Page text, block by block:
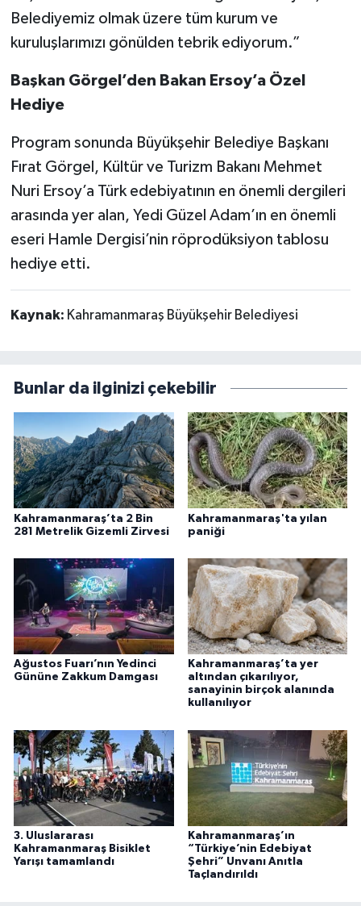
Belediyemiz olmak üzere tüm kurum ve
kuruluşlarımızı gönülden tebrik ediyorum.”
Başkan Görgel’den Bakan Ersoy’a Özel
Hediye
Program sonunda Büyükşehir Belediye Başkanı
Fırat Görgel, Kültür ve Turizm Bakanı Mehmet
Nuri Ersoy’a Türk edebiyatının en önemli dergileri
arasında yer alan, Yedi Güzel Adam’ın en önemli
eseri Hamle Dergisi’nin röprodüksiyon tablosu
hediye etti.
Kaynak: Kahramanmaraş Büyükşehir Belediyesi
Bunlar da ilginizi çekebilir
Kahramanmaraş’ta 2 Bin
281 Metrelik Gizemli Zirvesi
Kahramanmaraş'ta yılan
paniği
Ağustos Fuarı’nın Yedinci
Gününe Zakkum Damgası
Kahramanmaraş’ta yer
altından çıkarılıyor,
sanayinin birçok alanında
kullanılıyor
3. Uluslararası
Kahramanmaraş Bisiklet
Yarışı tamamlandı
Kahramanmaraş’ın
“Türkiye’nin Edebiyat
Şehri” Unvanı Anıtla
Taçlandırıldı